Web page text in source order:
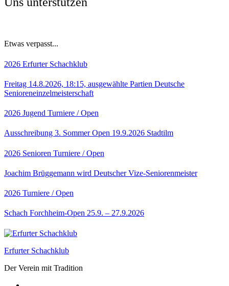
Etwas verpasst...
2026 Erfurter Schachklub
Freitag 14.8.2026, 18:15, ausgewählte Partien Deutsche
Senioreneinzelmeisterschaft
2026 Jugend Turniere / Open
Ausschreibung 3. Sommer Open 19.9.2026 Stadtilm
2026 Senioren Turniere / Open
Joachim Brüggemann wird Deutscher Vize-Seniorenmeister
2026 Turniere / Open
Schach Forchheim-Open 25.9. – 27.9.2026
Erfurter Schachklub
Der Verein mit Tradition